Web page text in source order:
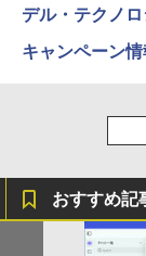
3
デル・テクノ
キャンペーン情
おすすめ記